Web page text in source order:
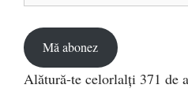
Mă abonez
Alătură-te celorlalți 371 de